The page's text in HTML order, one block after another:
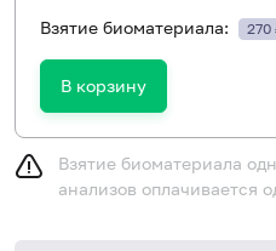
Взятие биоматериала: 270
В корзину
Взятие биоматериала
анализов оплачивается